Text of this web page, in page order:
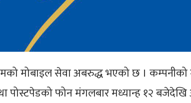
मोबाइल सेवा अबरुद्ध भएको छ । कम्पनीको
पोस्टपेडको फोन मंगलबार मध्यान्ह १२